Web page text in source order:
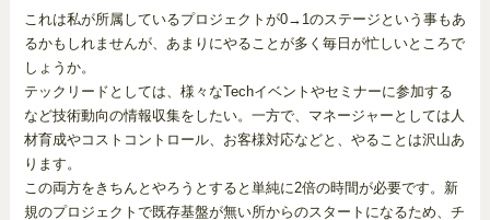
これは私が所属しているプロジェクトが0→1のステージという事もあ
るかもしれませんが、あまりにやることが多く毎日が忙しいところで
しょうか。
テックリードとしては、様々なTechイベントやセミナーに参加する
など技術動向の情報収集をしたい。一方で、マネージャーとしては人
材育成やコストコントロール、お客様対応などと、やることは沢山あ
ります。
この両方をきちんとやろうとすると単純に2倍の時間が必要です。新
規のプロジェクトで既存基盤が無い所からのスタートになるため、チ